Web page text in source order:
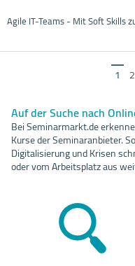
Agile IT-Teams - Mit Soft Skills
1 2
Auf der Suche nach
Bei Seminarmarkt.de
Kurse der Seminaranbieter.
Digitalisierung und Krisen
oder vom Arbeitsplatz aus